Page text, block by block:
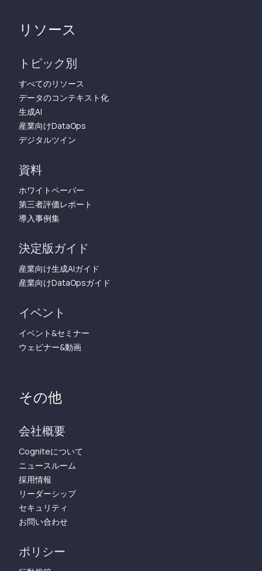
リソース
トピック別
すべてのリソース
データのコンテキスト化
生成AI
産業向けDataOps
デジタルツイン
資料
ホワイトペーパー
第三者評価レポート
導入事例集
決定版ガイド
産業向け生成AIガイド
産業向けDataOpsガイド
イベント
イベント&セミナー
ウェビナー&動画
その他
会社概要
Cogniteについて
ニュースルーム
採用情報
リーダーシップ
セキュリティ
お問い合わせ
ポリシー